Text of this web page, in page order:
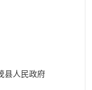
政府